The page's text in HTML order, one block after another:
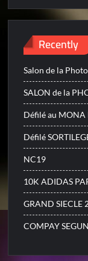
Recently
Salon de la
SALON de la
Défilé au MONA
Défilé
NC19
10K ADIDAS
GRAND SIECLE
COMPAY